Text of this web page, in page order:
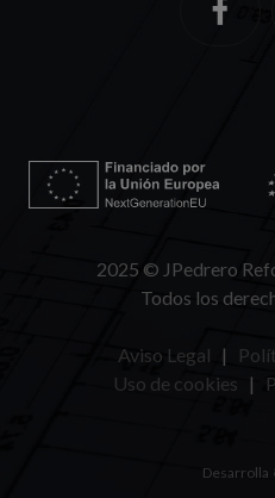
2025 © JPedrero
Todos los
Aviso Legal |
Uso de cookies |
Desarrolla